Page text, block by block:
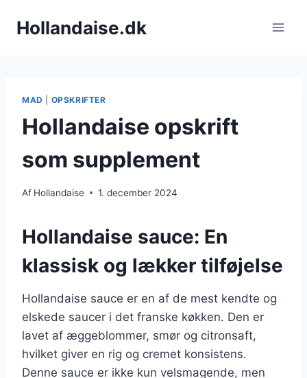
Hollandaise.dk
MAD OPSKRIFTER
Hollandaise opskrift
som supplement
Af Hollandaise 1. december 2024
Hollandaise sauce: En
klassisk og lækker tilføjelse
Hollandaise sauce er en af de mest kendte og
elskede saucer i det franske køkken. Den er
lavet af æggeblommer, smør og citronsaft,
hvilket giver en rig og cremet konsistens.
Denne sauce er ikke kun velsmagende, men